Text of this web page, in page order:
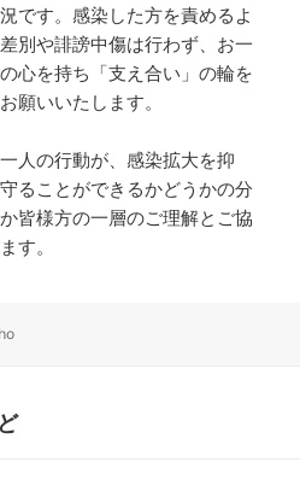
です。感染した方を責めるよ
別や誹謗中傷は行わず、お一
心を持ち「支え合い」の輪を
願いいたします。
人の行動が、感染拡大を抑
ることができるかどうかの分
皆様方の一層のご理解とご協
す。